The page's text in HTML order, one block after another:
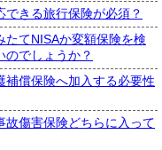
きる旅行保険が必須？
てNISAか変額保険を検
のでしょうか？
補償保険へ加入する必要性
故傷害保険どちらに入って